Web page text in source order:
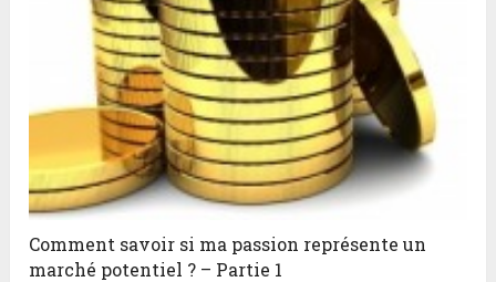
Comment savoir si ma passion représente un
marché potentiel ? – Partie 1